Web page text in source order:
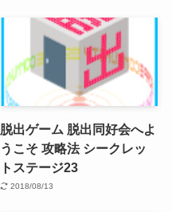
脱出ゲーム 脱出同好会へよ
うこそ 攻略法 シークレッ
トステージ23
2018/08/13